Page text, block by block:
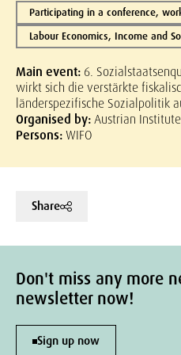
Participating in a conference,
Labour Economics, Income and
Main event: 6.
wirkt sich die verstärkte
länderspezifische Sozialpolitik
Organised by:Austrian
Persons:WIFO
Share
Don't miss any more
newsletter now!
Sign up now